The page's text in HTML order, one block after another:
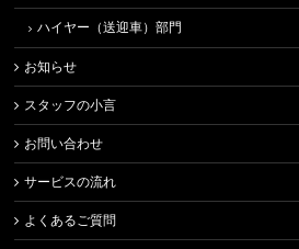
ハイヤー（送迎車）部門
お知らせ
スタッフの小言
お問い合わせ
サービスの流れ
よくあるご質問